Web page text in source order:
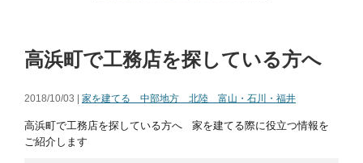
高浜町で工務店を探している方へ
2018/10/03 | 家を建てる 中部地方 北陸 富山・石川・福井
高浜町で工務店を探している方へ 家を建てる際に役立つ情報を
ご紹介します